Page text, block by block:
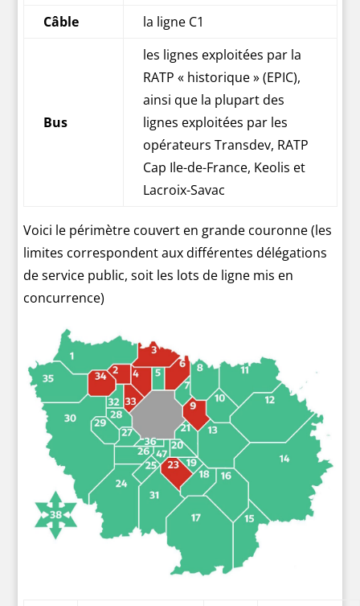
Câble
la ligne C1
Bus
les lignes exploitées par la
RATP « historique » (EPIC),
ainsi que la plupart des
lignes exploitées par les
opérateurs Transdev, RATP
Cap Ile-de-France, Keolis et
Lacroix-Savac
Voici le périmètre couvert en grande couronne (les
limites correspondent aux différentes délégations
de service public, soit les lots de ligne mis en
concurrence)